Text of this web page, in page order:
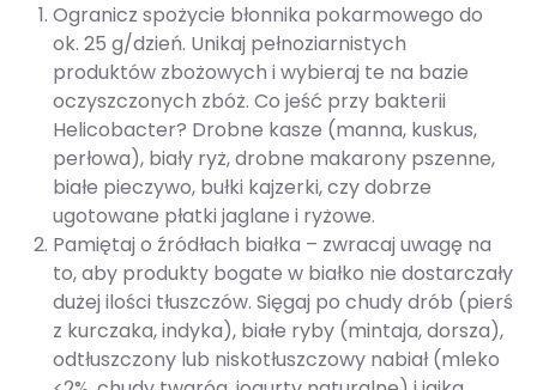
Ogranicz spożycie błonnika pokarmowego do
ok. 25 g/dzień. Unikaj pełnoziarnistych
produktów zbożowych i wybieraj te na bazie
oczyszczonych zbóż. Co jeść przy bakterii
Helicobacter? Drobne kasze (manna, kuskus,
perłowa), biały ryż, drobne makarony pszenne,
białe pieczywo, bułki kajzerki, czy dobrze
ugotowane płatki jaglane i ryżowe.
Pamiętaj o źródłach białka – zwracaj uwagę na
to, aby produkty bogate w białko nie dostarczały
dużej ilości tłuszczów. Sięgaj po chudy drób (pierś
z kurczaka, indyka), białe ryby (mintaja, dorsza),
odtłuszczony lub niskotłuszczowy nabiał (mleko